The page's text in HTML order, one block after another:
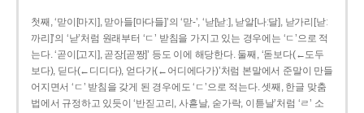
첫째, ‘맏이[마지], 맏아들[마다들]’의 ‘맏-’, ‘낟[낟ː], 낟알[나ː달], 낟가리[낟ː
까리]’의 ‘낟’처럼 원래부터 ‘ㄷ’ 받침을 가지고 있는 경우에는 ‘ㄷ’으로 적
는다. ‘곧이[고지], 곧장[곧짱]’ 등도 이에 해당한다. 둘째, ‘돋보다(←도두
보다), 딛다(←디디다), 얻다가(←어디에다가)’처럼 본말에서 준말이 만들
어지면서 ‘ㄷ’ 받침을 갖게 된 경우에도 ‘ㄷ’으로 적는다. 셋째, 한글 맞춤
법에서 규정하고 있듯이 ‘반짇고리, 사흗날, 숟가락, 이튿날’처럼 ‘ㄹ’ 소